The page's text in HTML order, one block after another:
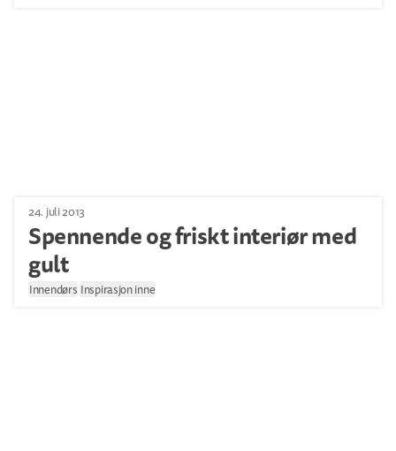
24. juli 2013
Spennende og friskt interiør med
gult
Innendørs Inspirasjon inne